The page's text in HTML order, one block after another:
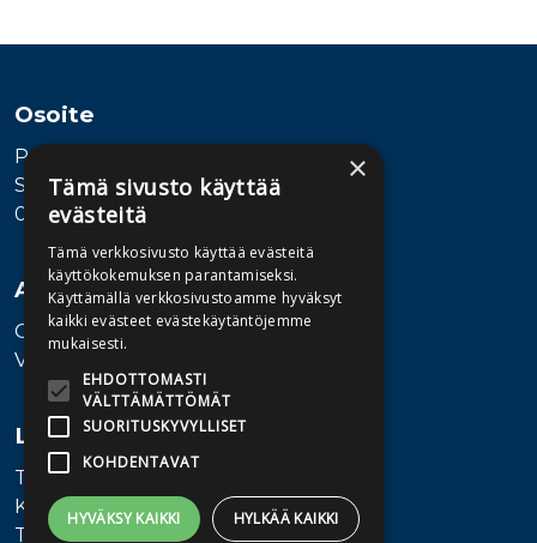
Osoite
Publiva Oy
Sörnäistenkatu 1
00580 Helsinki
Asiakaspalvelu
Ota yhteyttä
Vaihde: 010 345100
Lisätietoa
Toimitusehdot
Käyttöohjeet
Tietosuojaseloste
×
Tämä sivusto käyttää
evästeitä
Tämä verkkosivusto käyttää evästeitä
käyttökokemuksen parantamiseksi.
Käyttämällä verkkosivustoamme hyväksyt
kaikki evästeet evästekäytäntöjemme
mukaisesti.
EHDOTTOMASTI
VÄLTTÄMÄTTÖMÄT
SUORITUSKYVYLLISET
KOHDENTAVAT
HYVÄKSY KAIKKI HYLKÄÄ KAIKKI